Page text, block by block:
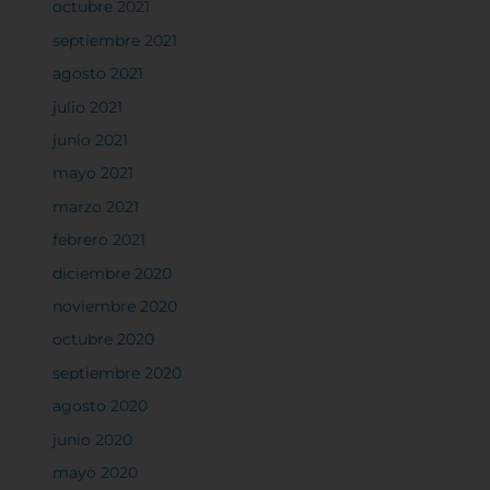
octubre 2021
septiembre 2021
agosto 2021
julio 2021
junio 2021
mayo 2021
marzo 2021
febrero 2021
diciembre 2020
noviembre 2020
octubre 2020
septiembre 2020
agosto 2020
junio 2020
mayo 2020
Sistema de personalización de cookies
Cookies dirigidas
Rechazar todas
Confirmar mis preferencias